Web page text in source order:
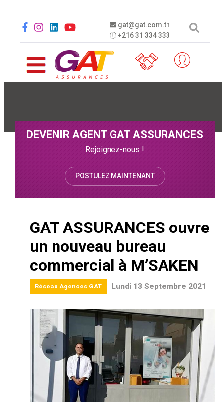
gat@gat.com.tn
+216 31 334 333
Social menu
DEVENIR AGENT GAT ASSURANCES
Rejoignez-nous !
POSTULEZ MAINTENANT
GAT ASSURANCES ouvre
un nouveau bureau
commercial à M’SAKEN
Réseau Agences GAT Lundi 13 Septembre 2021